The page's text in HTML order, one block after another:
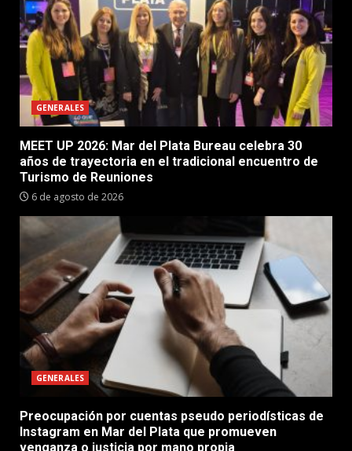
GENERALES
MEET UP 2026: Mar del Plata Bureau celebra 30
años de trayectoria en el tradicional encuentro de
Turismo de Reuniones
6 de agosto de 2026
GENERALES
Preocupación por cuentas pseudo periodísticas de
Instagram en Mar del Plata que promueven
venganza o justicia por mano propia